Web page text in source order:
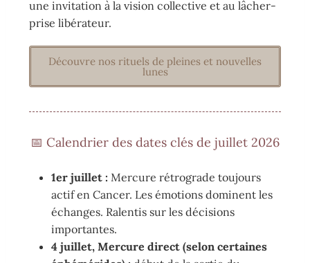
une invitation à la vision collective et au lâcher-
prise libérateur.
Découvre nos rituels de pleines et nouvelles
lunes
📅 Calendrier des dates clés de juillet 2026
1er juillet : Mercure rétrograde toujours
actif en Cancer. Les émotions dominent les
échanges. Ralentis sur les décisions
importantes.
4 juillet, Mercure direct (selon certaines